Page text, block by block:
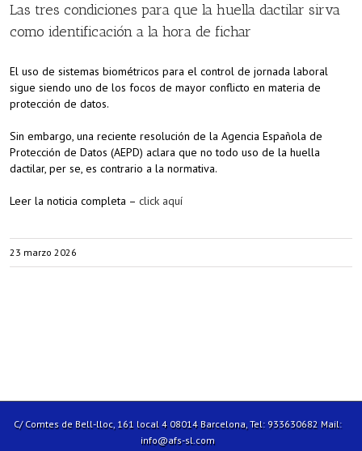
Las tres condiciones para que la huella dactilar sirva
como identificación a la hora de fichar
El uso de sistemas biométricos para el control de jornada laboral
sigue siendo uno de los focos de mayor conflicto en materia de
protección de datos.
Sin embargo, una reciente resolución de la Agencia Española de
Protección de Datos (AEPD) aclara que no todo uso de la huella
dactilar, per se, es contrario a la normativa.
Leer la noticia completa – click aquí
23 marzo 2026
C/ Comtes de Bell-lloc, 161 local 4 08014 Barcelona, Tel: 933630682 Mail:
info@afs-sl.com